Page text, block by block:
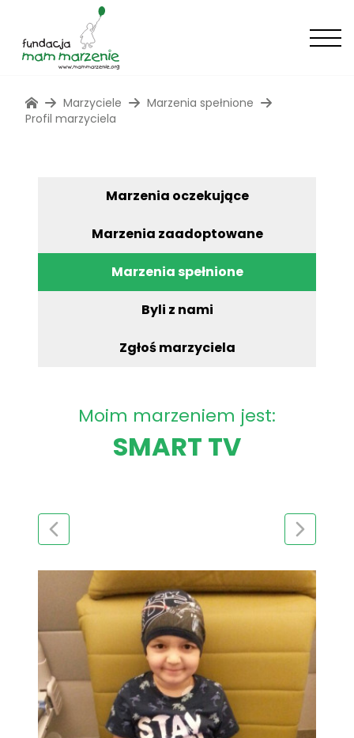
Marzyciele
Marzenia spełnione
Profil marzyciela
Marzenia oczekujące
Marzenia zaadoptowane
Marzenia spełnione
Byli z nami
Zgłoś marzyciela
Moim marzeniem jest:
SMART TV